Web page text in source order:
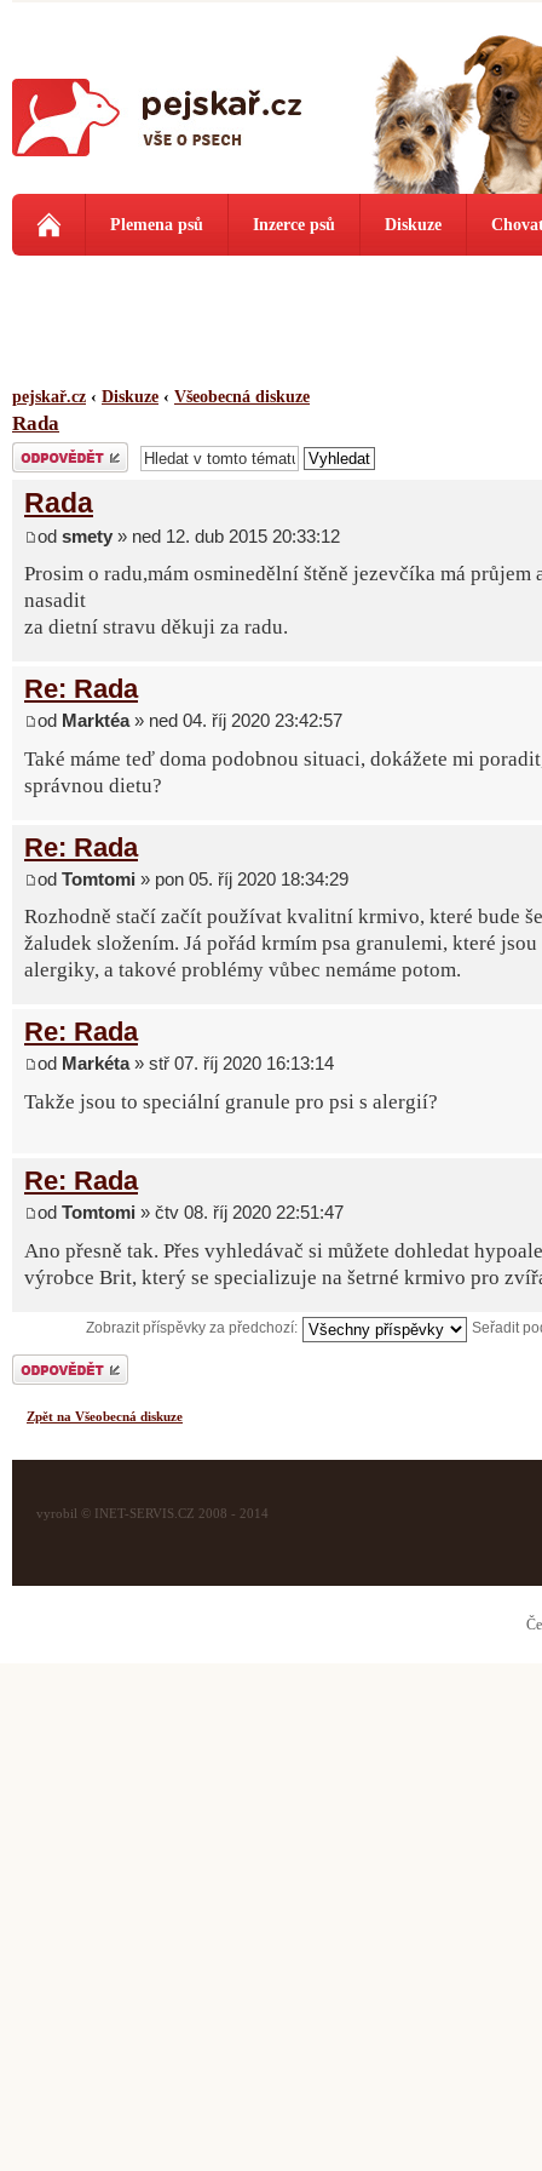
Plemena psů Inzerce psů Diskuze
pejskař.cz ‹ Diskuze ‹ Všeobecná diskuze
Rada
Odeslat odpověď
Rada
od smety » ned 12. dub 2015 20:33:12
Prosim o radu,mám osminedělní štěně jezevčíka má průjem
nasadit
za dietní stravu děkuji za radu.
Re: Rada
od Marktéa» ned 04. říj 2020 23:42:57
Také máme teď doma podobnou situaci, dokážete mi
správnou dietu?
Re: Rada
od Tomtomi » pon 05. říj 2020 18:34:29
Rozhodně stačí začít používat kvalitní krmivo, které bude
žaludek složením. Já pořád krmím psa granulemi, které
alergiky, a takové problémy vůbec nemáme potom.
Re: Rada
od Markéta» stř 07. říj 2020 16:13:14
Takže jsou to speciální granule pro psi s alergií?
Re: Rada
od Tomtomi » čtv 08. říj 2020 22:51:47
Ano přesně tak. Přes vyhledávač si můžete dohledat
výrobce Brit, který se specializuje na šetrné krmivo pro
Zobrazit příspěvky za předchozí: Seřadit
Odeslat odpověď
Zpět na Všeobecná diskuze
vyrobil © INET-SERVIS.CZ 2008 - 2014